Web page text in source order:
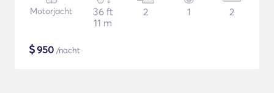
Motorjacht
36 ft
11 m
2 1 2
$950 /nacht